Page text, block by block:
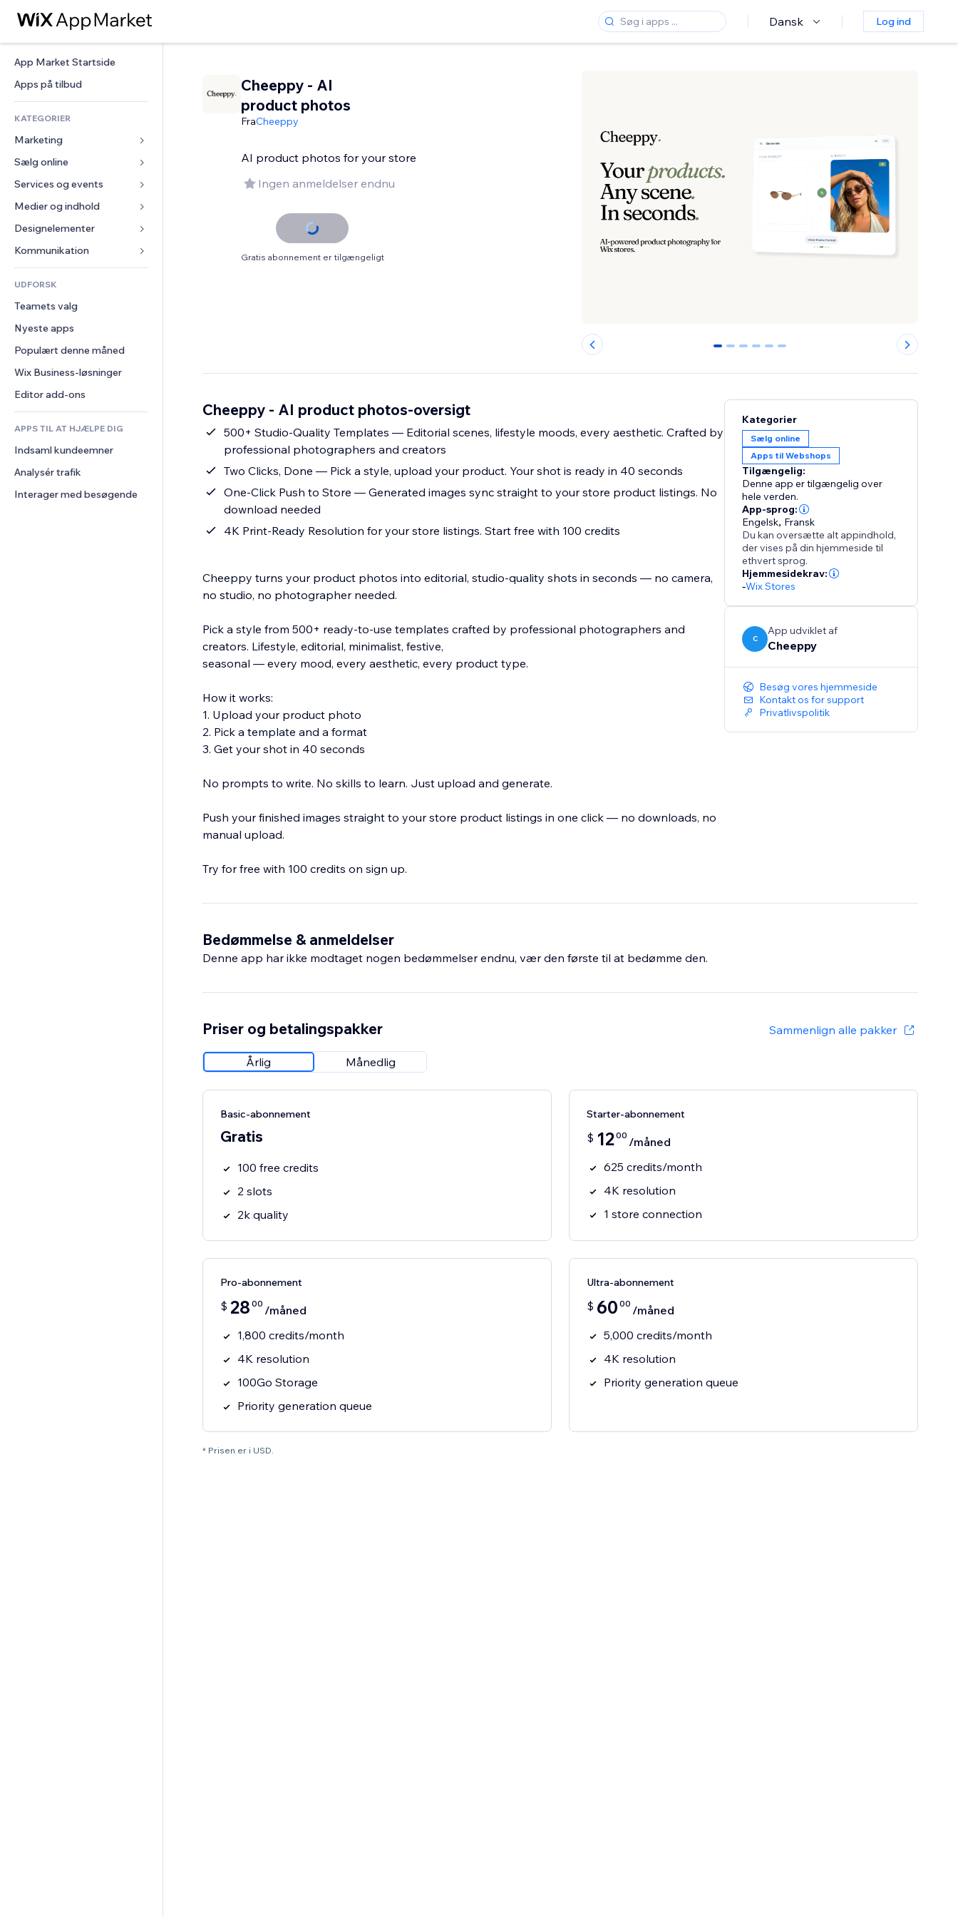
Dansk Log ind
App Market Startside
Apps på tilbud
KATEGORIER
Marketing
Annoncer
Mobil
Statistikker
Hjemmesideregister
E-mail
Sælg online
Apps til Webshops
Forsendelse og levering
Sælg-knapper
Bogføring
Kuponer og loyalitet
Lagerløsninger
Services og events
Hoteller
Events
Restauranter
Ejendomshandel
Bookinger
Medier og indhold
Galleri
Musik
Podcasts
Fotografi
Video
PDF
Fildeling
Nyheder
Designelementer
Kort og Navigation
Privatliv & Sikkerhed
Ur
Sideskabeloner
Billedeffekter
Knapper og menuer
Bannere og badges
Lommeregnere
Søg
Vejr
Diagrammer og tabeller
Formularer
Meningsmålinger
Chat
Kommentarer
Telefon
Fællesskab
Anmeldelser og anbefalinger
CRM
UDFORSK
Teamets valg
Nyeste apps
Populært denne måned
Wix Business-løsninger
Editor add-ons
APPS TIL AT HJÆLPE DIG
Indsaml kundeemner
Analysér trafik
Interager med besøgende
Cheeppy - AI
product photos
FraCheeppy
AI product photos for your store
Ingen anmeldelser endnu
Gratis abonnement er tilgængeligt
0 1 2 3 4 5
Cheeppy - AI product photos-oversigt
500+ Studio-Quality Templates — Editorial scenes, lifestyle moods, every aesthetic. Crafted by
professional photographers and creators
Two Clicks, Done — Pick a style, upload your product. Your shot is ready in 40 seconds
One-Click Push to Store — Generated images sync straight to your store product listings. No
download needed
4K Print-Ready Resolution for your store listings. Start free with 100 credits
Cheeppy turns your product photos into editorial, studio-quality shots in seconds — no camera,
no studio, no photographer needed.
Pick a style from 500+ ready-to-use templates crafted by professional photographers and
creators. Lifestyle, editorial, minimalist, festive,
seasonal — every mood, every aesthetic, every product type.
How it works:
1. Upload your product photo
2. Pick a template and a format
3. Get your shot in 40 seconds
No prompts to write. No skills to learn. Just upload and generate.
Push your finished images straight to your store product listings in one click — no downloads, no
manual upload.
Try for free with 100 credits on sign up.
Kategorier
Sælg online
Apps til Webshops
Tilgængelig:
Denne app er tilgængelig over
hele verden.
App-sprog:
Engelsk, Fransk
Du kan oversætte alt appindhold,
der vises på din hjemmeside til
ethvert sprog.
Hjemmesidekrav:
-Wix Stores
C
App udviklet af
Cheeppy
Besøg vores hjemmeside
Kontakt os for support
Privatlivspolitik
Bedømmelse & anmeldelser
Denne app har ikke modtaget nogen bedømmelser endnu, vær den første til at bedømme den.
Priser og betalingspakker Sammenlign alle pakker
Årlig Månedlig
Basic-abonnement
Gratis
100 free credits
2 slots
2k quality
Starter-abonnement
$ 1200 /måned
625 credits/month
4K resolution
1 store connection
Pro-abonnement
$ 28 00 /måned
1,800 credits/month
4K resolution
100Go Storage
Priority generation queue
Ultra-abonnement
$ 60 00 /måned
5,000 credits/month
4K resolution
Priority generation queue
* Prisen er i USD.